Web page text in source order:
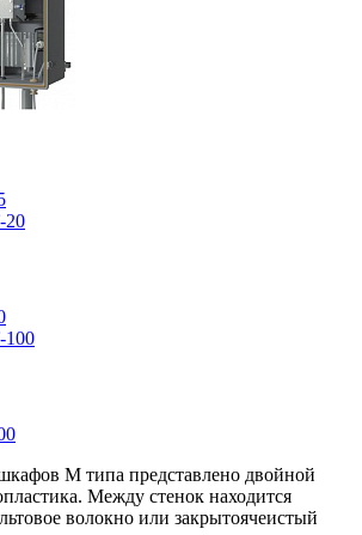
М типа представлено двойной
Между стенок находится
волокно или закрытоячеистый